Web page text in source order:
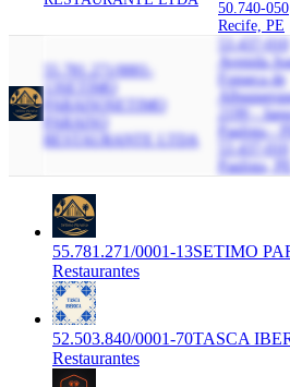
50.740-050
Recife, PE
55.781.271/0001-
SETIMO
PARAISO
SETIMO
PARAISO
RESTAURANTE LTDA
53.437-010
Avenida
Fonseca de
2199 -
Paulista -
53.437-010
Paulista, PE
55.781.271/0001-13SETIMO
Restaurantes
52.503.840/0001-70TASCA
Restaurantes